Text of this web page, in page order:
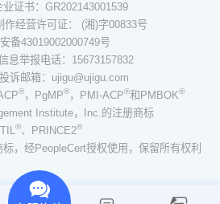
业证书：GR202143001539
作经营许可证： (湘)字00833号
备43019002000749号
息举报电话：15673157832
诉邮箱：ujigu@ujigu.com
®，PgMP®，PMI-ACP®和PMBOK®
Institute，Inc.的注册商标
ITIL®、PRINCE2®
，经PeopleCert授权使用，保留所有权利